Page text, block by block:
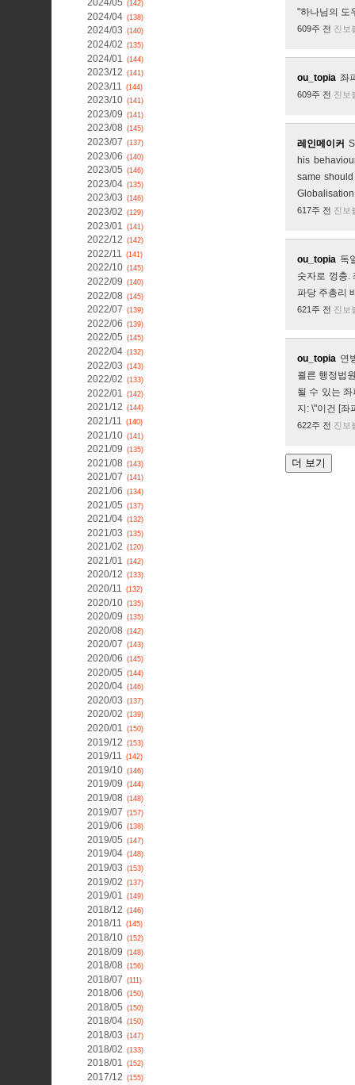
"하나님의 도
609주 전 진보
ou_topia 좌
609주 전 진보
레인메이커
his
same
617주 전 진보
ou_topia 독
숫자로 껑충.
파당 주총리
621주 전 진보
ou_topia 연
쾰른 행정법
될 수 있는
지: \"이건 [좌
622주 전 진보
2024/05 (142)
2024/04 (138)
2024/03 (140)
2024/02 (135)
2024/01 (144)
2023/12 (141)
2023/11 (144)
2023/10 (141)
2023/09 (141)
2023/08 (145)
2023/07 (137)
2023/06 (140)
2023/05 (146)
2023/04 (135)
2023/03 (146)
2023/02 (129)
2023/01 (141)
2022/12 (142)
2022/11 (141)
2022/10 (145)
2022/09 (140)
2022/08 (145)
2022/07 (139)
2022/06 (139)
2022/05 (145)
2022/04 (132)
2022/03 (143)
2022/02 (133)
2022/01 (142)
2021/12 (144)
2021/11 (140)
2021/10 (141)
2021/09 (135)
2021/08 (143)
2021/07 (141)
2021/06 (134)
2021/05 (137)
2021/04 (132)
2021/03 (135)
2021/02 (120)
2021/01 (142)
2020/12 (133)
2020/11 (132)
2020/10 (135)
2020/09 (135)
2020/08 (142)
2020/07 (143)
2020/06 (145)
2020/05 (144)
2020/04 (146)
2020/03 (137)
2020/02 (139)
2020/01 (150)
2019/12 (153)
2019/11 (142)
2019/10 (146)
2019/09 (144)
2019/08 (148)
2019/07 (157)
2019/06 (138)
2019/05 (147)
2019/04 (148)
2019/03 (153)
2019/02 (137)
2019/01 (149)
2018/12 (146)
2018/11 (145)
2018/10 (152)
2018/09 (148)
2018/08 (156)
2018/07 (111)
2018/06 (150)
2018/05 (150)
2018/04 (150)
2018/03 (147)
2018/02 (133)
2018/01 (152)
2017/12 (155)